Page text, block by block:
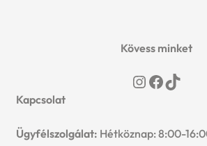
Kövess minket
Instagram
TikTok
Kapcsolat
Ügyfélszolgálat: Hétköznap: 8:00-